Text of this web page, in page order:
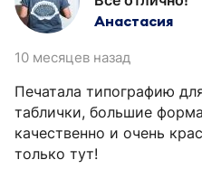
Анастасия
10 месяцев назад
Печатала типографию
таблички, большие
качественно и очень
только тут!